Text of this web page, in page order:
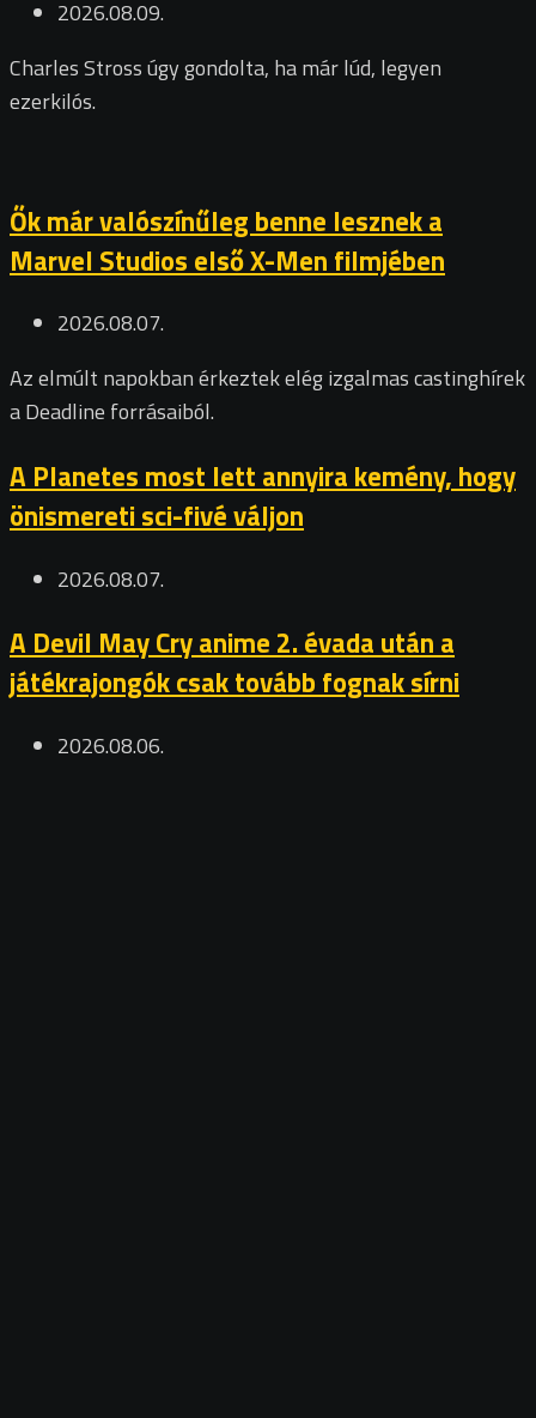
2026.08.09.
Charles Stross úgy gondolta, ha már lúd, legyen
ezerkilós.
Ők már valószínűleg benne lesznek a
Marvel Studios első X-Men filmjében
2026.08.07.
Az elmúlt napokban érkeztek elég izgalmas castinghírek
a Deadline forrásaiból.
A Planetes most lett annyira kemény, hogy
önismereti sci-fivé váljon
2026.08.07.
A Devil May Cry anime 2. évada után a
játékrajongók csak tovább fognak sírni
2026.08.06.